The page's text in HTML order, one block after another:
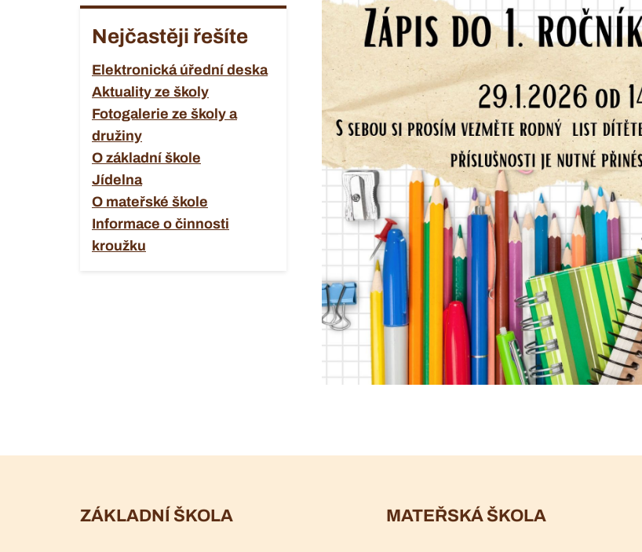
Nejčastěji řešíte
Elektronická úřední deska
Aktuality ze školy
Fotogalerie ze školy a
družiny
O základní škole
Jídelna
O mateřské škole
Informace o činnosti
kroužku
ZÁKLADNÍ ŠKOLA MATEŘSKÁ ŠKOLA